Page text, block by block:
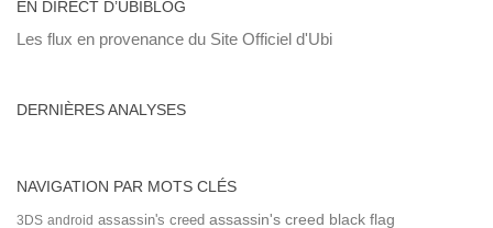
EN DIRECT D’UBIBLOG
Les flux en provenance du Site Officiel d'Ubi
DERNIÈRES ANALYSES
NAVIGATION PAR MOTS CLÉS
3DS android assassin's creed assassin's creed black flag